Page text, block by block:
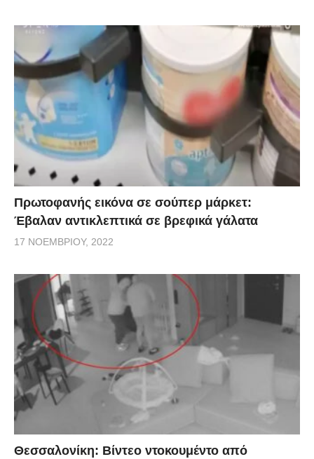
Πρωτοφανής εικόνα σε σούπερ μάρκετ:
Έβαλαν αντικλεπτικά σε βρεφικά γάλατα
17 ΝΟΕΜΒΡΊΟΥ, 2022
Θεσσαλονίκη: Βίντεο ντοκουμέντο από